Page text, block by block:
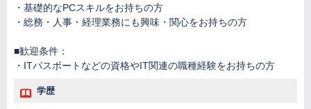
・基礎的なPCスキルをお持ちの方
・総務・人事・経理業務にも興味・関心をお持ちの方
■歓迎条件：
・ITパスポートなどの資格やIT関連の職種経験をお持ちの方
学歴